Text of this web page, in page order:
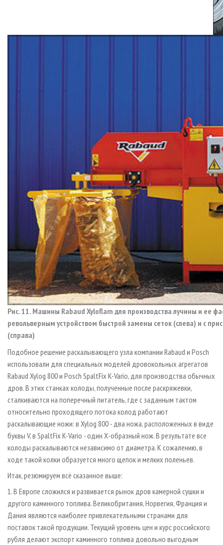
Рис. 11. Машины Rabaud Xyloflam для производства лучины и ее
револьверным устройством быстрой замены сеток (слева) и с
(справа)
Подобное решение раскалывающего узла компании Rabaud и Posch
использовали для специальных моделей дровокольных агрегатов
Rabaud Xylog 800 и Posch SpaltFix K-Vario, для производства обычных
дров. В этих станках колоды, полученные после раскряжевки,
сталкиваются на поперечный питатель, где с заданным тактом
относительно проходящего потока колод работают
раскалывающие ножи: в Xylog 800 - два ножа, расположенных в виде
буквы V, в SpaltFix K-Vario - один Х-образный нож. В результате все
колоды раскалываются независимо от диаметра. К сожалению, в
ходе такой колки образуется много щепок и мелких поленьев.
Итак, резюмируем всё сказанное выше:
1. В Европе сложился и развивается рынок дров камерной сушки и
другого каминного топлива. Великобритания, Норвегия, Франция и
Дания являются наиболее привлекательными странами для
поставок такой продукции. Текущий уровень цен и курс российского
рубля делают экспорт каминного топлива довольно выгодным